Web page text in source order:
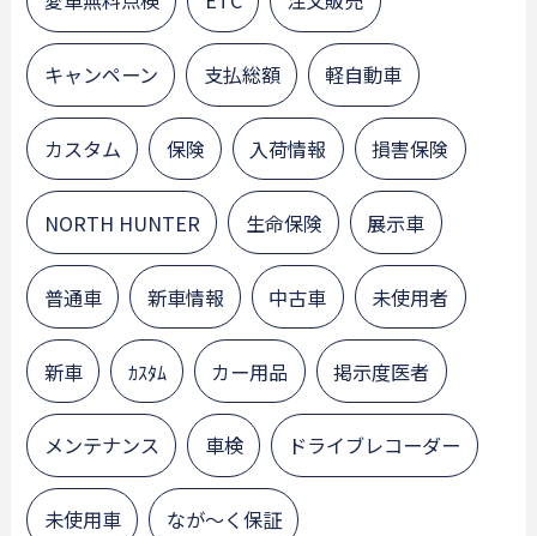
キャンペーン 支払総額 軽自動車
カスタム 保険 入荷情報 損害保険
NORTH HUNTER 生命保険 展示車
普通車 新車情報 中古車 未使用者
新車 ｶｽﾀﾑ カー用品 掲示度医者
メンテナンス 車検 ドライブレコーダー
未使用車 なが～く保証